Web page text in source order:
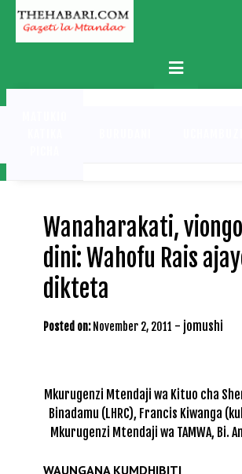
Skip
content
Primary
Menu
Wanaharakati,
dini: Wahofu Rais
dikteta
Posted on: November 2, 2011 - jomushi
Mkurugenzi Mtendaji wa Kituo cha
Binadamu (LHRC), Francis Kiwanga
Mkurugenzi Mtendaji wa TAMWA, Bi.
WAUNGANA KUMDHIBITI